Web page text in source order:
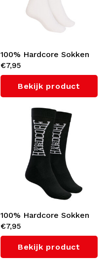
100% Hardcore Sokken
(Pink)
€7,95
Bekijk product
100% Hardcore Sokken
(Black)
€7,95
Bekijk product